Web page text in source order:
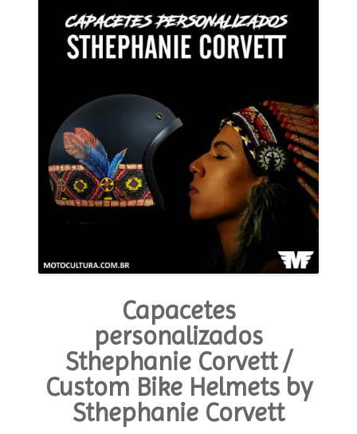
MODA E ESTILO
CONTATO
PODCAST
CONCURSO
Capacetes
personalizados
Sthephanie Corvett /
Custom Bike Helmets by
Sthephanie Corvett